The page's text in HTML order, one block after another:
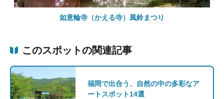
如意輪寺（かえる寺）風鈴まつり
このスポットの関連記事
福岡で出合う、自然の中の多彩なア
ートスポット14選